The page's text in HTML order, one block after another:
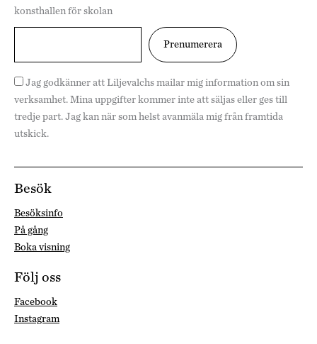
konsthallen för skolan
Jag godkänner att Liljevalchs mailar mig information om sin
verksamhet. Mina uppgifter kommer inte att säljas eller ges till
tredje part. Jag kan när som helst avanmäla mig från framtida
utskick.
Besök
Besöksinfo
På gång
Boka visning
Följ oss
Facebook
Instagram